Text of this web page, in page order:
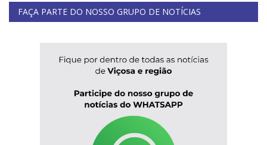
FAÇA PARTE DO NOSSO GRUPO DE NOTÍCIAS